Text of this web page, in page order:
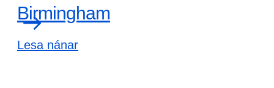
Birmingham
Lesa nánar